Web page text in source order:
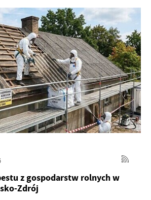
z gospodarstw rolnych w
Zdrój